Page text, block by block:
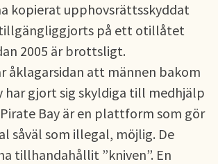
kopierat upphovsrättsskyddat
på ett otillåtet
2005 är brottsligt.
åklagarsidan att männen bakom
har gjort sig skyldiga till medhjälp
Bay är en plattform som gör
såväl som illegal, möjlig. De
tillhandahållit ”kniven”. En